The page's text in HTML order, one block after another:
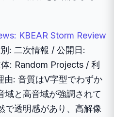
KBEAR Storm Review
: 二次情報 / 公開日:
: Random Projects / 利
由: 音質はV字型でわずか
域と高音域が強調されて
で透明感があり、高解像